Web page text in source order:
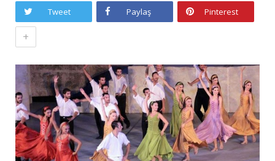
Tweet Paylaş Pinterest
+